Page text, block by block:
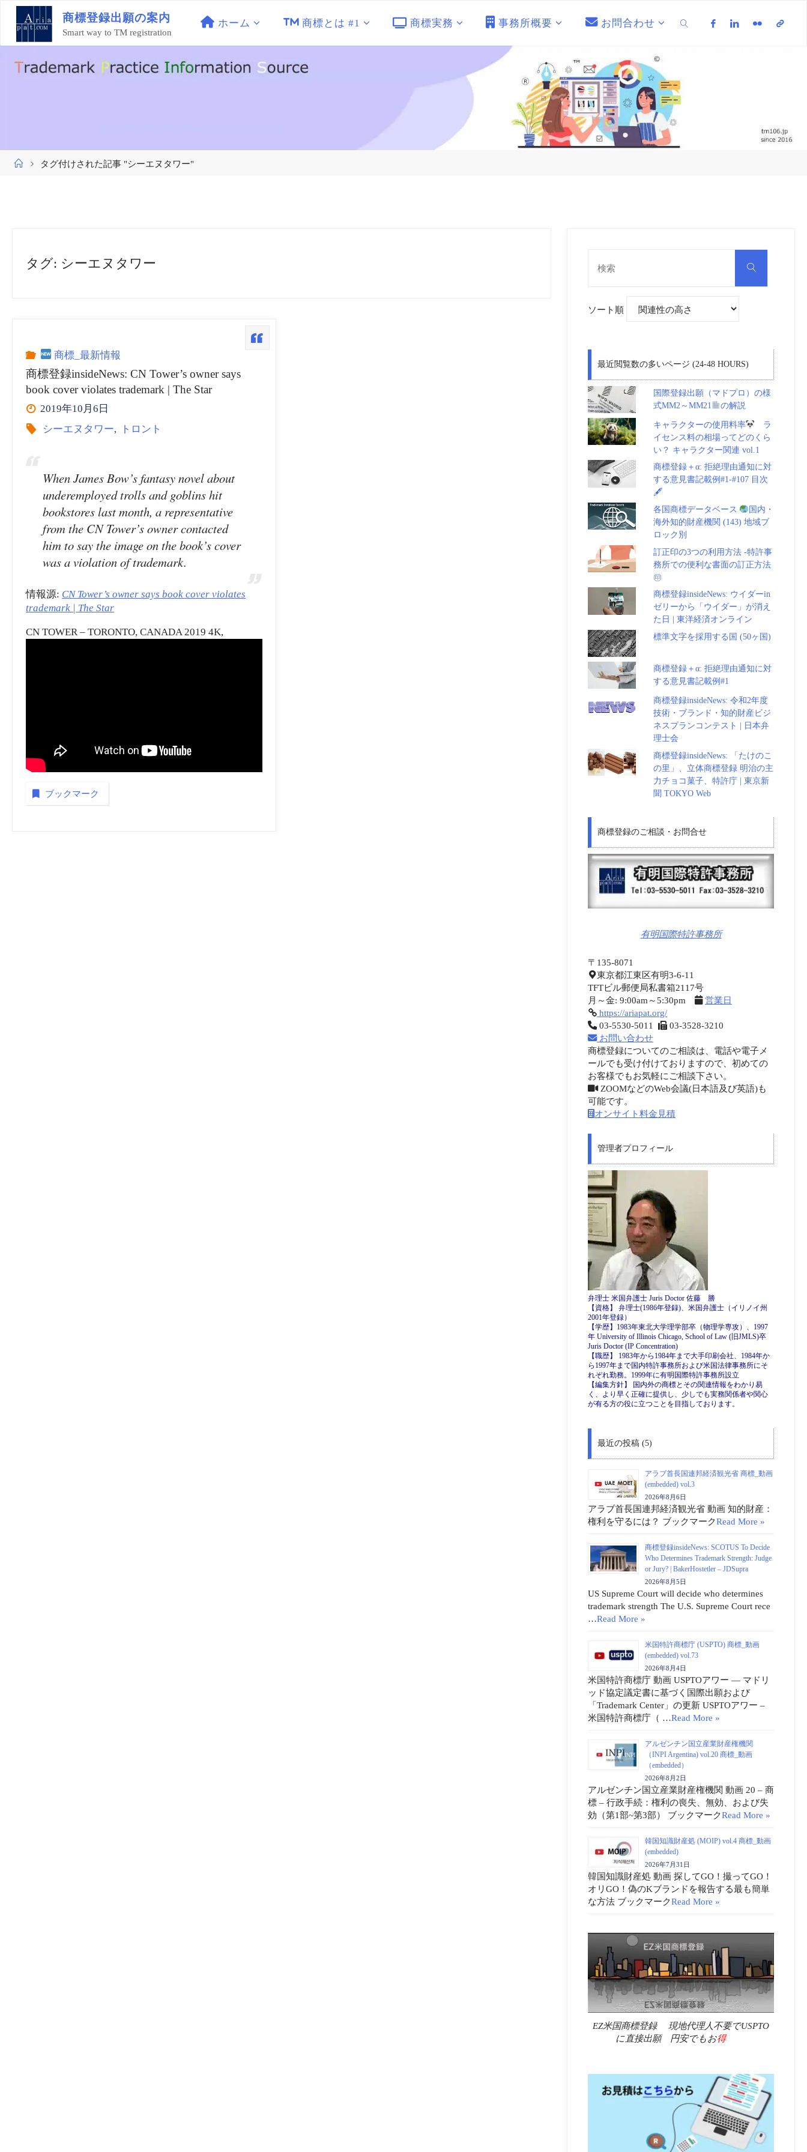
ン
商標登録出願の案内
Smart way to TM registration
ホーム 商標とは #1 商標実務 事務所概要 お問合わせ
ホ
タグ付けされた記事 "シーエヌタワー"
タグ: シーエヌタワー
商標_最新情報
商標登録insideNews: CN Tower’s owner says
book cover violates trademark | The Star
2019年10月6日
シーエヌタワー, トロント
When James Bow’s fantasy novel about
underemployed trolls and goblins hit
bookstores last month, a representative
from the CN Tower’s owner contacted
him to say the image on the book’s cover
was a violation of trademark.
情報源: CN Tower’s owner says book cover violates
trademark | The Star
CN TOWER – TORONTO, CANADA 2019 4K,
ブックマーク
検
ソート順
最近閲覧数の多いページ (24-48 HOURS)
国際登録出願（マドプロ）の様
式MM2～MM21
の解説
キャラクターの使用料率
ラ
イセンス料の相場ってどのくら
い？ キャラクター関連 vol.1
商標登録＋α: 拒絶理由通知に対
する意見書記載例#1-#107 目次
🖋
各国商標データベース
国内・
海外知的財産機関 (143) 地域ブ
ロック別
訂正印の3つの利用方法 -特許事
務所での便利な書面の訂正方法
㊞
商標登録insideNews: ウイダーin
ゼリーから「ウイダー」が消え
た日 | 東洋経済オンライン
標準文字を採用する国 (50ヶ国)
商標登録＋α: 拒絶理由通知に対
する意見書記載例#1
商標登録insideNews: 令和2年度
技術・ブランド・知的財産ビジ
ネスプランコンテスト | 日本弁
理士会
商標登録insideNews: 「たけのこ
の里」、立体商標登録 明治の主
力チョコ菓子、特許庁 | 東京新
聞 TOKYO Web
商標登録のご相談・お問合せ
有明国際特許事務所
〒135-8071
東京都江東区有明3-6-11
TFTビル郵便局私書箱2117号
月～金: 9:00am～5:30pm
営業日
https://ariapat.org/
03-5530-5011
03-3528-3210
お問い合わせ
商標登録についてのご相談は、電話や電子メ
ールでも受け付けておりますので、初めての
お客様でもお気軽にご相談下さい。
ZOOMなどのWeb会議(日本語及び英語)も
可能です。
オンサイト料金見積
管理者プロフィール
弁理士 米国弁護士 Juris Doctor 佐藤 勝
【資格】 弁理士(1986年登録)、米国弁護士（イリノイ州
2001年登録）
【学歴】1983年東北大学理学部卒（物理学専攻）、1997
年 University of Illinois Chicago, School of Law (旧JMLS)卒
Juris Doctor (IP Concentration)
【職歴】 1983年から1984年まで大手印刷会社、1984年か
ら1997年まで国内特許事務所および米国法律事務所にそ
れぞれ勤務。1999年に有明国際特許事務所設立
【編集方針】 国内外の商標とその関連情報をわかり易
く、より早く正確に提供し、少しでも実務関係者や関心
が有る方の役に立つことを目指しております。
最近の投稿 (5)
アラブ首長国連邦経済観光省 商標_動画
(embedded) vol.3
2026年8月6日
アラブ首長国連邦経済観光省 動画 知的財産：
権利を守るには？ ブックマークRead More »
商標登録insideNews: SCOTUS To Decide
Who Determines Trademark Strength: Judge
or Jury? | BakerHostetler – JDSupra
2026年8月5日
US Supreme Court will decide who determines
trademark strength The U.S. Supreme Court rece
…Read More »
米国特許商標庁 (USPTO) 商標_動画
(embedded) vol.73
2026年8月4日
米国特許商標庁 動画 USPTOアワー ― マドリ
ッド協定議定書に基づく国際出願および
「Trademark Center」の更新 USPTOアワー –
米国特許商標庁（ …Read More »
アルゼンチン国立産業財産権機関
（INPI Argentina) vol.20 商標_動画
（embedded）
2026年8月2日
アルゼンチン国立産業財産権機関 動画 20 – 商
標 – 行政手続：権利の喪失、無効、および失
効（第1部~第3部） ブックマークRead More »
韓国知識財産処 (MOIP) vol.4 商標_動画
(embedded)
2026年7月31日
韓国知識財産処 動画 探してGO！撮ってGO！
オリGO！偽のKブランドを報告する最も簡単
な方法 ブックマークRead More »
EZ米国商標登録 現地代理人不要でUSPTO
に直接出願 円安でもお得